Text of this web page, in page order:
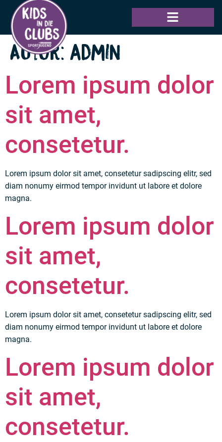
springen
Autor: admin
Lorem ipsum dolor
sit amet,
consetetur.
Lorem ipsum dolor sit amet, consetetur sadipscing elitr, sed
diam nonumy eirmod tempor invidunt ut labore et dolore
magna.
Lorem ipsum dolor
sit amet,
consetetur.
Lorem ipsum dolor sit amet, consetetur sadipscing elitr, sed
diam nonumy eirmod tempor invidunt ut labore et dolore
magna.
Lorem ipsum dolor
sit amet,
consetetur.